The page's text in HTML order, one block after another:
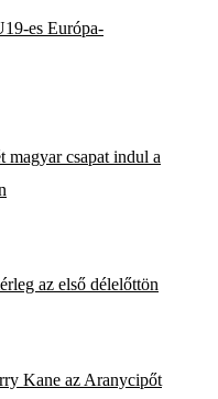
es Európa-
csapat indul a
az első délelőttön
Kane az Aranycipőt